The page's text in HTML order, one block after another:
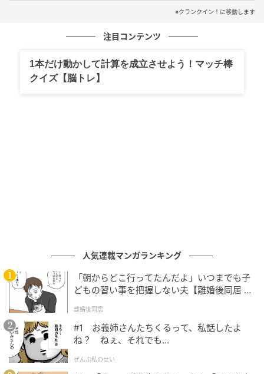
ーグ戦士たちの限界を超える激戦を予感させる、豪華
併せて、石ノ森章太郎が作詞した楽曲を杏子が新録カ
バーしたオープニング主題歌「誰がために」のCDが、
記
次の記事
韓国で大ヒット『BOSS／ボス』10.23公開決
※クランクイン！に移動します
注目コンテンツ
1本だけ動かして計算を成立させよう！マッチ棒
クイズ【脳トレ】
人気連載マンガランキング
「朝からどこ行ってたんだよ」いつまでも子
どもの習い事を把握しない夫【離婚後同居 Vo
離婚後同居
#1 お義姉さんたちくるって、私話したよ
ね？ ねぇ、それでも…
ぜんぶ私のせい